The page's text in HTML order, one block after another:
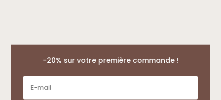
-20% sur votre première commande !